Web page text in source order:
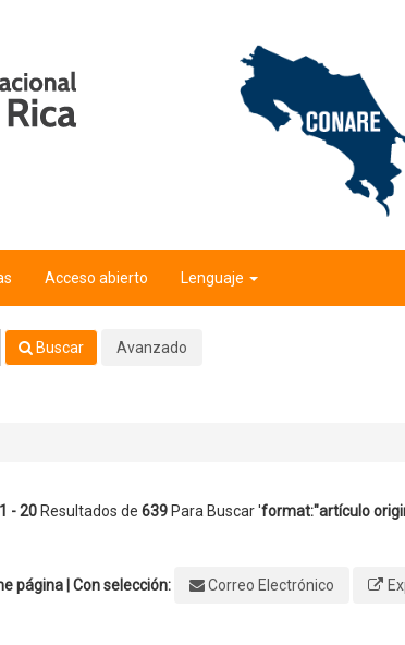
Acceso abierto Lenguaje
Buscar Avanzado
1 - 20Resultados de 639Para Buscar 'format:"artículo
página | Con selección: Correo Electrónico